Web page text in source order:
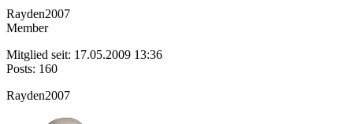
Rayden2007
Member
Mitglied seit: 17.05.2009 13:36
Posts: 160
Rayden2007